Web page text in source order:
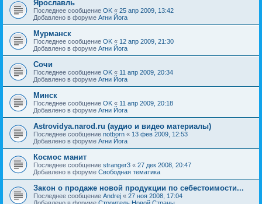
Ярославль
Последнее сообщение OK « 25 апр 2009, 13:42
Добавлено в форуме Агни Йога
Мурманск
Последнее сообщение OK « 12 апр 2009, 21:30
Добавлено в форуме Агни Йога
Сочи
Последнее сообщение OK « 11 апр 2009, 20:34
Добавлено в форуме Агни Йога
Минск
Последнее сообщение OK « 11 апр 2009, 20:18
Добавлено в форуме Агни Йога
Astrovidya.narod.ru (аудио и видео материалы)
Последнее сообщение notborn « 13 фев 2009, 12:53
Добавлено в форуме Агни Йога
Космос манит
Последнее сообщение stranger3 « 27 дек 2008, 20:47
Добавлено в форуме Свободная тематика
Закон о продаже новой продукции по себестоимости...
Последнее сообщение Andrej « 27 ноя 2008, 17:04
Добавлено в форуме Строитель Новой Страны